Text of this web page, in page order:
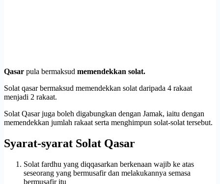
Qasar pula bermaksud memendekkan solat.
Solat qasar bermaksud memendekkan solat daripada 4 rakaat
menjadi 2 rakaat.
Solat Qasar juga boleh digabungkan dengan Jamak, iaitu dengan
memendekkan jumlah rakaat serta menghimpun solat-solat tersebut.
Syarat-syarat Solat Qasar
Solat fardhu yang diqqasarkan berkenaan wajib ke atas
seseorang yang bermusafir dan melakukannya semasa
bermusafir itu